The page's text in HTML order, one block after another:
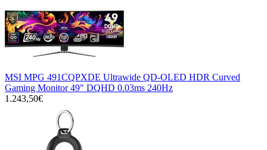
MSI MPG 491CQPXDE Ultrawide QD-OLED HDR Curved
Gaming Monitor 49" DQHD 0.03ms 240Hz
1.243,50€